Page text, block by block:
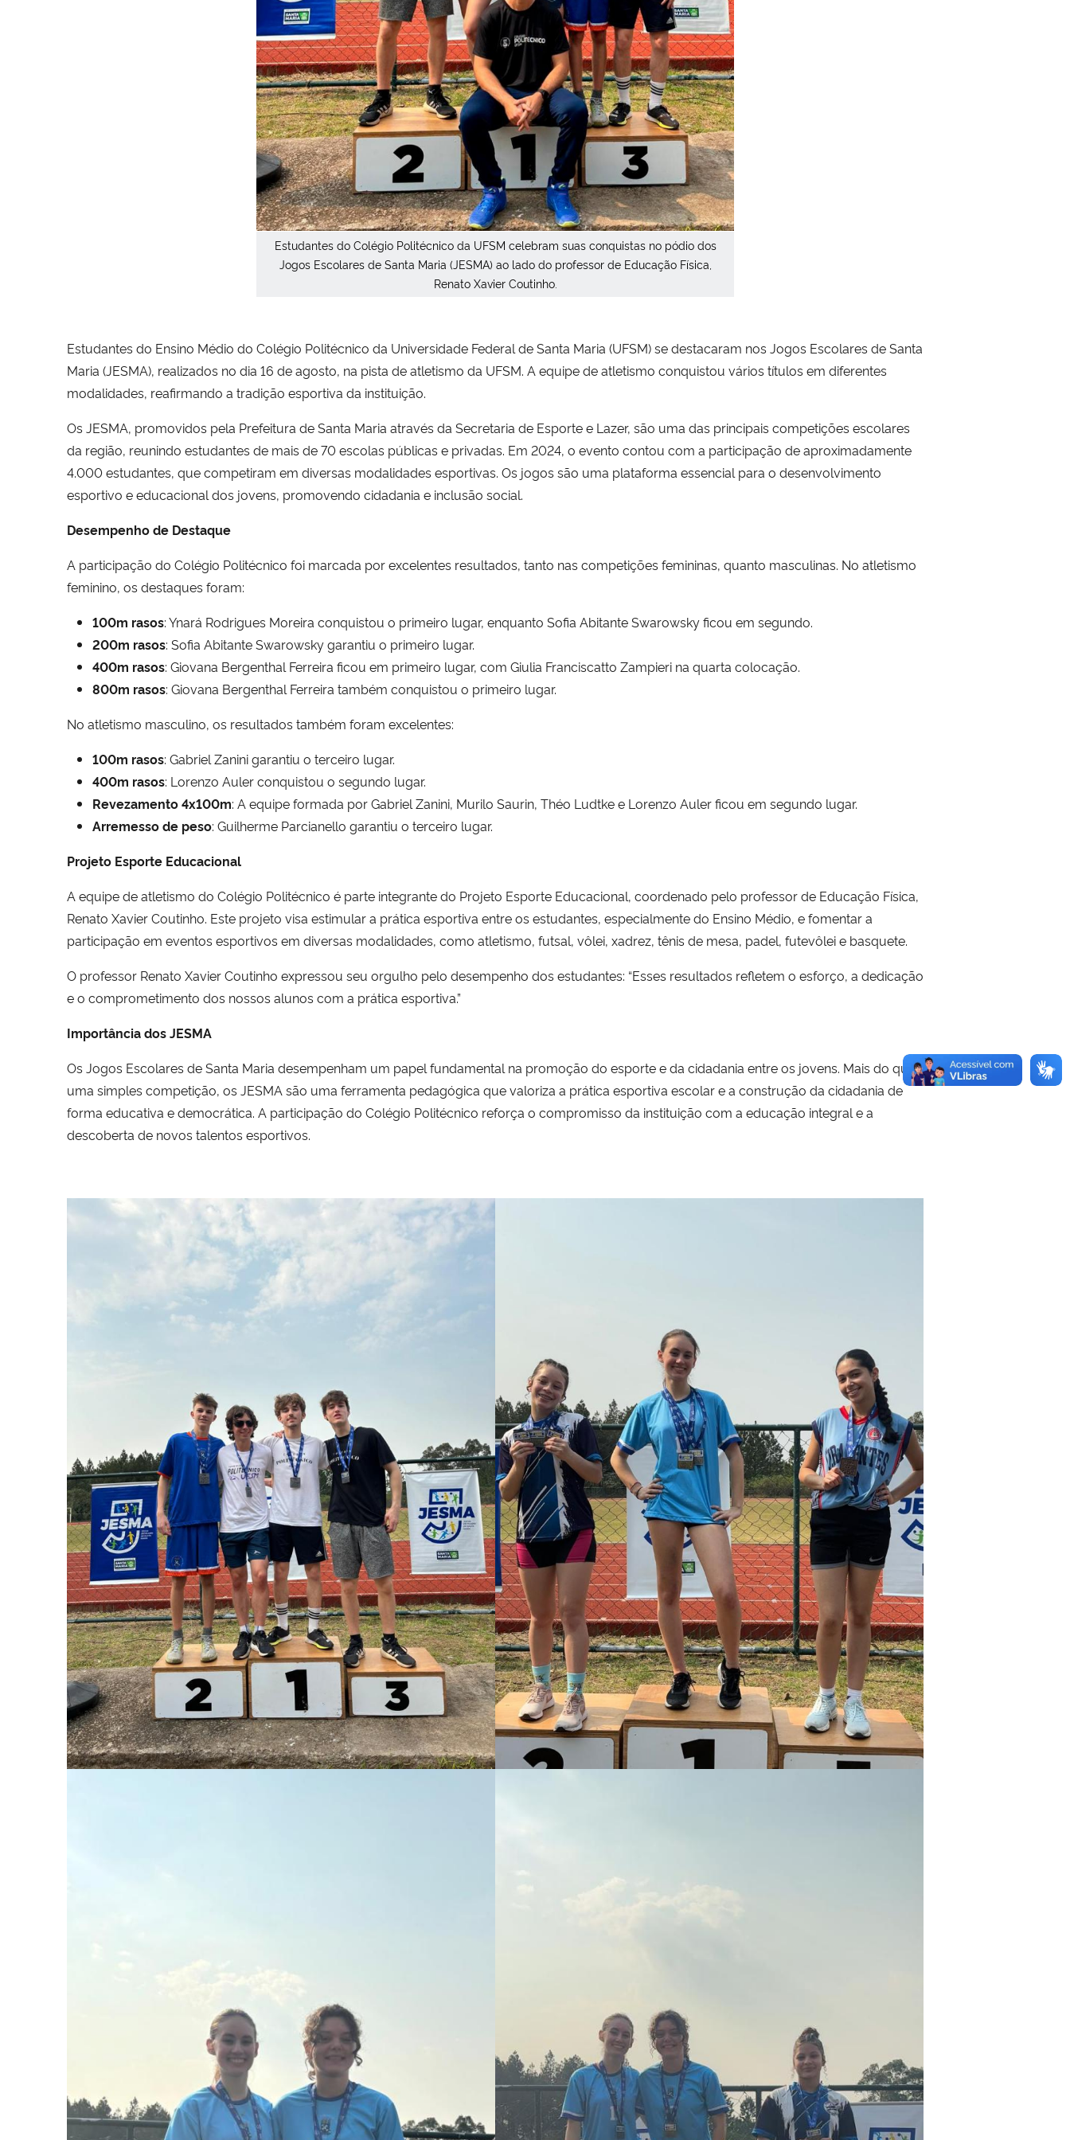
Estudantes do Colégio Politécnico da UFSM celebram suas conquistas no pódio dos
Jogos Escolares de Santa Maria (JESMA) ao lado do professor de Educação Física,
Renato Xavier Coutinho.
Estudantes do Ensino Médio do Colégio Politécnico da Universidade Federal de Santa Maria (UFSM) se destacaram nos Jogos Escolares de Santa
Maria (JESMA), realizados no dia 16 de agosto, na pista de atletismo da UFSM. A equipe de atletismo conquistou vários títulos em diferentes
modalidades, reafirmando a tradição esportiva da instituição.
Os JESMA, promovidos pela Prefeitura de Santa Maria através da Secretaria de Esporte e Lazer, são uma das principais competições escolares
da região, reunindo estudantes de mais de 70 escolas públicas e privadas. Em 2024, o evento contou com a participação de aproximadamente
4.000 estudantes, que competiram em diversas modalidades esportivas. Os jogos são uma plataforma essencial para o desenvolvimento
esportivo e educacional dos jovens, promovendo cidadania e inclusão social.
Desempenho de Destaque
A participação do Colégio Politécnico foi marcada por excelentes resultados, tanto nas competições femininas, quanto masculinas. No atletismo
feminino, os destaques foram:
100m rasos: Ynará Rodrigues Moreira conquistou o primeiro lugar, enquanto Sofia Abitante Swarowsky ficou em segundo.
200m rasos: Sofia Abitante Swarowsky garantiu o primeiro lugar.
400m rasos: Giovana Bergenthal Ferreira ficou em primeiro lugar, com Giulia Franciscatto Zampieri na quarta colocação.
800m rasos: Giovana Bergenthal Ferreira também conquistou o primeiro lugar.
No atletismo masculino, os resultados também foram excelentes:
100m rasos: Gabriel Zanini garantiu o terceiro lugar.
400m rasos: Lorenzo Auler conquistou o segundo lugar.
Revezamento 4x100m: A equipe formada por Gabriel Zanini, Murilo Saurin, Théo Ludtke e Lorenzo Auler ficou em segundo lugar.
Arremesso de peso: Guilherme Parcianello garantiu o terceiro lugar.
Projeto Esporte Educacional
A equipe de atletismo do Colégio Politécnico é parte integrante do Projeto Esporte Educacional, coordenado pelo professor de Educação Física,
Renato Xavier Coutinho. Este projeto visa estimular a prática esportiva entre os estudantes, especialmente do Ensino Médio, e fomentar a
participação em eventos esportivos em diversas modalidades, como atletismo, futsal, vôlei, xadrez, tênis de mesa, padel, futevôlei e basquete.
O professor Renato Xavier Coutinho expressou seu orgulho pelo desempenho dos estudantes: “Esses resultados refletem o esforço, a dedicação
e o comprometimento dos nossos alunos com a prática esportiva.”
Importância dos JESMA
Os Jogos Escolares de Santa Maria desempenham um papel fundamental na promoção do esporte e da cidadania entre os jovens. Mais do que
uma simples competição, os JESMA são uma ferramenta pedagógica que valoriza a prática esportiva escolar e a construção da cidadania de
forma educativa e democrática. A participação do Colégio Politécnico reforça o compromisso da instituição com a educação integral e a
descoberta de novos talentos esportivos.